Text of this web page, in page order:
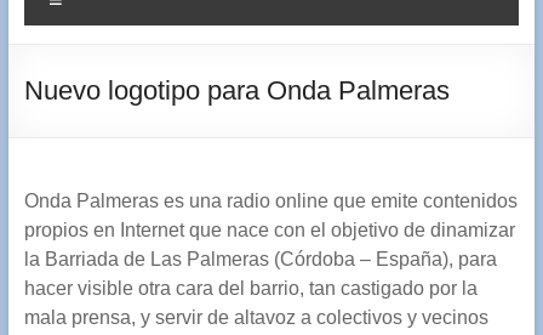
Gráfico
Nuevo logotipo para Onda Palmeras
Onda Palmeras es una radio online que emite contenidos
propios en Internet que nace con el objetivo de dinamizar
la Barriada de Las Palmeras (Córdoba – España), para
hacer visible otra cara del barrio, tan castigado por la
mala prensa, y servir de altavoz a colectivos y vecinos